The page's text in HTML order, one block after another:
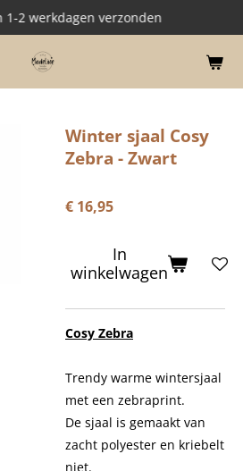
2 werkdagen verzonden
Winter sjaal Cosy
Zebra - Zwart
€ 16,95
In
winkelwagen
Cosy Zebra
Trendy warme wintersjaal
met een zebraprint.
De sjaal is gemaakt van
zacht polyester en kriebelt
niet.